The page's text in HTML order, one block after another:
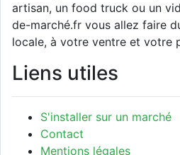
artisan, un food truck ou un
de-marché.fr vous allez faire
locale, à votre ventre et votre
Liens utiles
S'installer sur un marché
Contact
Mentions légales